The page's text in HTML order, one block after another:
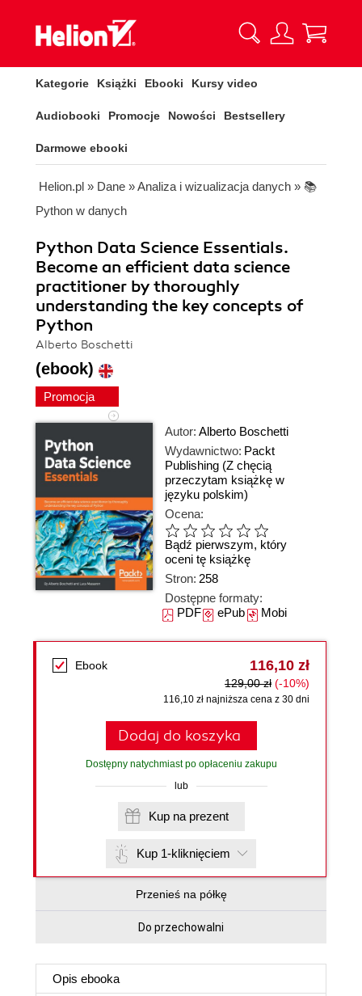
Kategorie Książki Ebooki Kursy video
Audiobooki Promocje Nowości Bestsellery
Darmowe ebooki
Helion.pl » Dane »Analiza i wizualizacja danych » 📚
Python w danych
Python Data Science Essentials.
Become an efficient data science
practitioner by thoroughly
understanding the key concepts of
Python
Alberto Boschetti
(ebook)
Promocja
Autor: Alberto Boschetti
Wydawnictwo: Packt
Publishing (Z chęcią
przeczytam książkę w
języku polskim)
Ocena:
Bądź pierwszym, który
oceni tę książkę
Stron: 258
Dostępne formaty:
PDFePubMobi
Ebook 116,10 zł
129,00 zł (-10%)
116,10 zł najniższa cena z 30 dni
Dodaj do koszyka
Dostępny natychmiast po opłaceniu zakupu
lub
Kup na prezent
Kup 1-kliknięciem
Przenieś na półkę
Do przechowalni
Opis ebooka